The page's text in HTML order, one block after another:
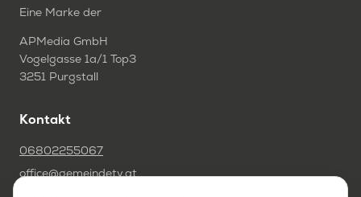
Eine Marke der
APMedia GmbH
Vogelgasse 1a/1 Top3
3251 Purgstall
Kontakt
06802255067
office@gemeindetv.at